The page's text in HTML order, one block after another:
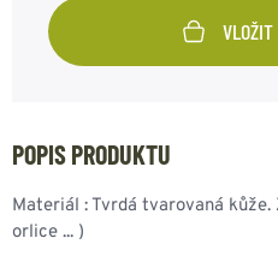
VLOŽIT
POPIS PRODUKTU
Materiál : Tvrdá tvarovaná
orlice ... )